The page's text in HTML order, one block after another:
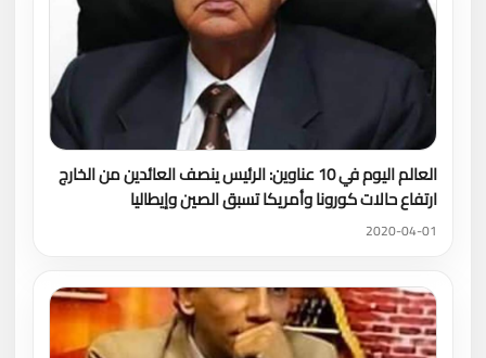
العالم اليوم في 10 عناوين: الرئيس ينصف العائدين من الخارج
ارتفاع حالات كورونا وأمريكا تسبق الصين وإيطاليا
2020-04-01